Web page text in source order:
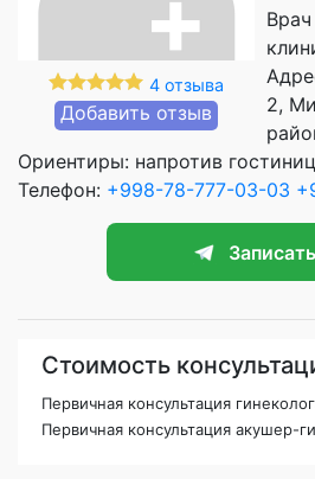
4 отзыва
Добавить отзыв
2,
Ориентиры: напротив
Телефон: +998-78-777-03-03
Стоимость
Первичная консультация
Первичная консультация акушер-